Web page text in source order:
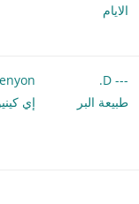
الايام
--- D.
طبيعة البر
إي